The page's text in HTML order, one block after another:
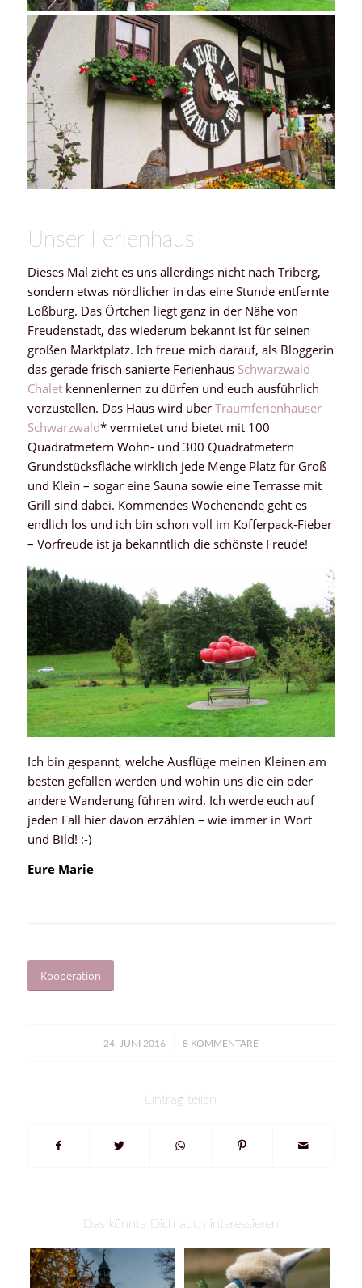
Unser Ferienhaus
Dieses Mal zieht es uns allerdings nicht nach Triberg,
sondern etwas nördlicher in das eine Stunde entfernte
Loßburg. Das Örtchen liegt ganz in der Nähe von
Freudenstadt, das wiederum bekannt ist für seinen
großen Marktplatz. Ich freue mich darauf, als Bloggerin
das gerade frisch sanierte Ferienhaus Schwarzwald
Chalet kennenlernen zu dürfen und euch ausführlich
vorzustellen. Das Haus wird über Traumferienhäuser
Schwarzwald* vermietet und bietet mit 100
Quadratmetern Wohn- und 300 Quadratmetern
Grundstücksfläche wirklich jede Menge Platz für Groß
und Klein – sogar eine Sauna sowie eine Terrasse mit
Grill sind dabei. Kommendes Wochenende geht es
endlich los und ich bin schon voll im Kofferpack-Fieber
– Vorfreude ist ja bekanntlich die schönste Freude!
Ich bin gespannt, welche Ausflüge meinen Kleinen am
besten gefallen werden und wohin uns die ein oder
andere Wanderung führen wird. Ich werde euch auf
jeden Fall hier davon erzählen – wie immer in Wort
und Bild! :-)
Eure Marie
Kooperation
24. JUNI 2016
/ 8 KOMMENTARE
Eintrag teilen
Das könnte Dich auch interessieren